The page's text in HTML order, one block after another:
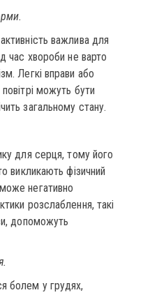
важлива для
час хвороби не варто
Легкі вправи або
можуть бути
загальному стану.
для серця, тому його
викликають фізичний
негативно
розслаблення, такі
допоможуть
болем у грудях,